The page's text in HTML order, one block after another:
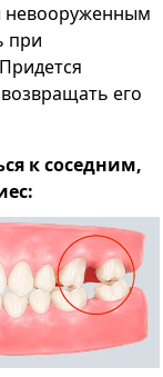
невооруженным
при
его
к соседним,